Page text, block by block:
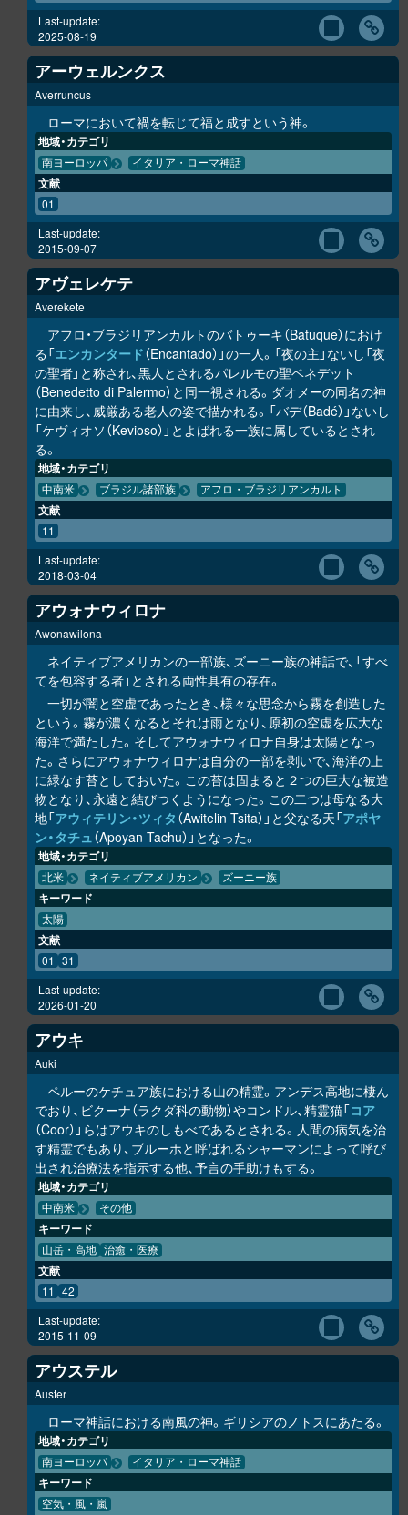
Last-update:
2025-08-19
アーウェルンクス
Averruncus
ローマにおいて禍を転じて福と成すという神。
地域・カテゴリ
南ヨーロッパ イタリア・ローマ神話
文献
01
Last-update:
2015-09-07
アヴェレケテ
Averekete
アフロ・ブラジリアンカルトのバトゥーキ（Batuque）におけ
る「エンカンタード（Encantado）」の一人。「夜の主」ないし「夜
の聖者」と称され、黒人とされるパレルモの聖ベネデット
（Benedetto di Palermo）と同一視される。ダオメーの同名の神
に由来し、威厳ある老人の姿で描かれる。「バデ（Badé）」ないし
「ケヴィオソ（Kevioso）」とよばれる一族に属しているとされ
る。
地域・カテゴリ
中南米 ブラジル諸部族 アフロ・ブラジリアンカルト
文献
11
Last-update:
2018-03-04
アウォナウィロナ
Awonawilona
ネイティブアメリカンの一部族、ズーニー族の神話で、「すべ
てを包容する者」とされる両性具有の存在。
一切が闇と空虚であったとき、様々な思念から霧を創造した
という。霧が濃くなるとそれは雨となり、原初の空虚を広大な
海洋で満たした。そしてアウォナウィロナ自身は太陽となっ
た。さらにアウォナウィロナは自分の一部を剥いで、海洋の上
に緑なす苔としておいた。この苔は固まると２つの巨大な被造
物となり、永遠と結びつくようになった。この二つは母なる大
地「アウィテリン・ツィタ （Awitelin Tsita）」と父なる天「アポヤ
ン・タチュ（Apoyan Tachu）」となった。
地域・カテゴリ
北米 ネイティブアメリカン ズーニー族
キーワード
太陽
文献
01 31
Last-update:
2026-01-20
アウキ
Auki
ペルーのケチュア族における山の精霊。アンデス高地に棲ん
でおり、ビクーナ（ラクダ科の動物）やコンドル、精霊猫「コア
（Coor）」らはアウキのしもべであるとされる。人間の病気を治
す精霊でもあり、ブルーホと呼ばれるシャーマンによって呼び
出され治療法を指示する他、予言の手助けもする。
地域・カテゴリ
中南米 その他
キーワード
山岳・高地 治癒・医療
文献
11 42
Last-update:
2015-11-09
アウステル
Auster
ローマ神話における南風の神。ギリシアのノトスにあたる。
地域・カテゴリ
南ヨーロッパ イタリア・ローマ神話
キーワード
空気・風・嵐